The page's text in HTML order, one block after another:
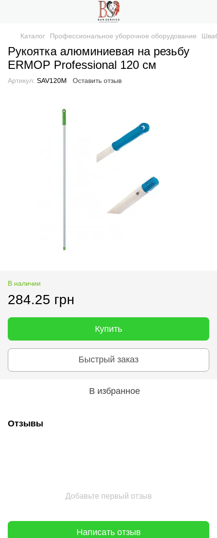
Каталог Профессиональное уборочное оборудование
Рукоятка алюминиевая на резьбу
ERMOP Professional 120 см
Артикул: SAV120M Оставить отзыв
В наличии
284.25 грн
Купить
Быстрый заказ
В избранное
Отзывы
Добавьте первый отзыв
Написать отзыв